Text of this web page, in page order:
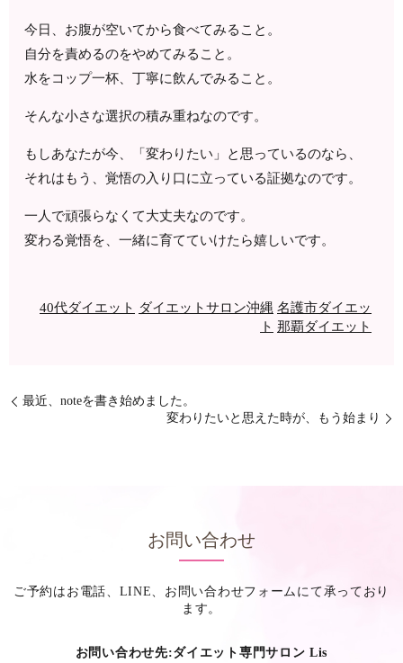
今日、お腹が空いてから食べてみること。
自分を責めるのをやめてみること。
水をコップ一杯、丁寧に飲んでみること。
そんな小さな選択の積み重ねなのです。
もしあなたが今、「変わりたい」と思っているのなら、
それはもう、覚悟の入り口に立っている証拠なのです。
一人で頑張らなくて大丈夫なのです。
変わる覚悟を、一緒に育てていけたら嬉しいです。
40代ダイエット ダイエットサロン沖縄 名護市ダイエッ
ト 那覇ダイエット
最近、noteを書き始めました。
変わりたいと思えた時が、もう始まり
お問い合わせ
ご予約はお電話、LINE、お問い合わせフォームにて承っており
ます。
お問い合わせ先:ダイエット専門サロン Lis